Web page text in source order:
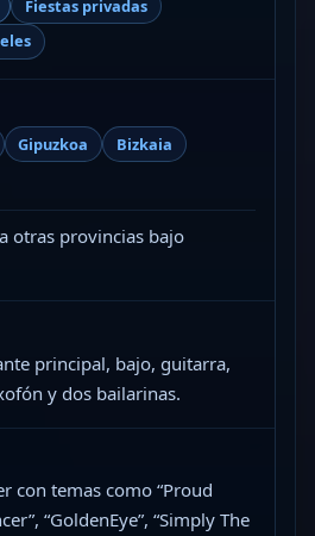
Fiestas privadas
Gipuzkoa
Bizkaia
otras provincias bajo
principal, bajo, guitarra,
y dos bailarinas.
con temas como “Proud
“GoldenEye”, “Simply The